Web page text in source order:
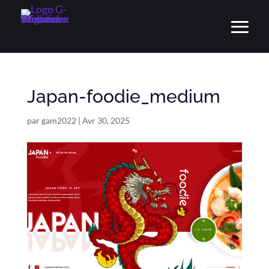
Japan-foodie_medium
pargam2022 | Avr 30, 2025